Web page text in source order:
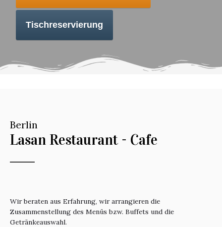
Tischreservierung
Berlin
Lasan Restaurant - Cafe
Wir beraten aus Erfahrung, wir arrangieren die
Zusammenstellung des Menüs bzw. Buffets und die
Getränkeauswahl.